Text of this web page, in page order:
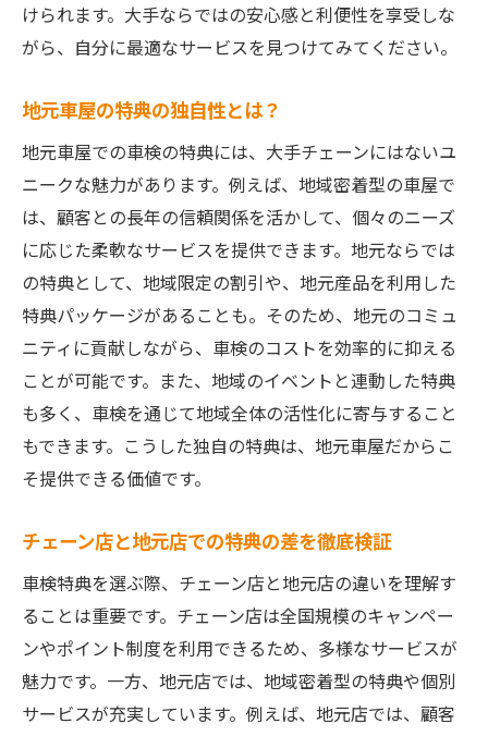
けられます。大手ならではの安心感と利便性を享受しな
がら、自分に最適なサービスを見つけてみてください。
地元車屋の特典の独自性とは？
地元車屋での車検の特典には、大手チェーンにはないユ
ニークな魅力があります。例えば、地域密着型の車屋で
は、顧客との長年の信頼関係を活かして、個々のニーズ
に応じた柔軟なサービスを提供できます。地元ならでは
の特典として、地域限定の割引や、地元産品を利用した
特典パッケージがあることも。そのため、地元のコミュ
ニティに貢献しながら、車検のコストを効率的に抑える
ことが可能です。また、地域のイベントと連動した特典
も多く、車検を通じて地域全体の活性化に寄与すること
もできます。こうした独自の特典は、地元車屋だからこ
そ提供できる価値です。
チェーン店と地元店での特典の差を徹底検証
車検特典を選ぶ際、チェーン店と地元店の違いを理解す
ることは重要です。チェーン店は全国規模のキャンペー
ンやポイント制度を利用できるため、多様なサービスが
魅力です。一方、地元店では、地域密着型の特典や個別
サービスが充実しています。例えば、地元店では、顧客